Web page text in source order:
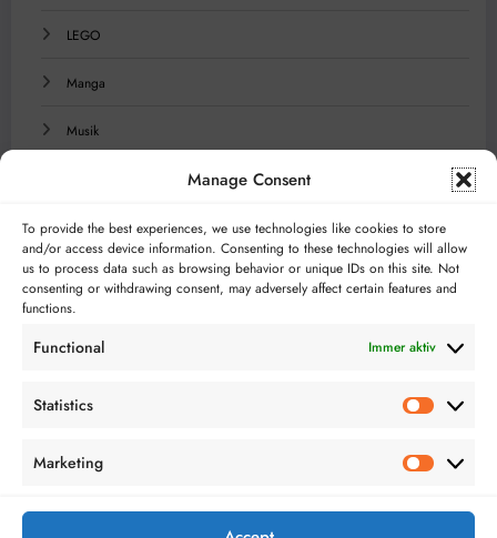
Manage Consent
To provide the best experiences, we use technologies like cookies to store
and/or access device information. Consenting to these technologies will allow
us to process data such as browsing behavior or unique IDs on this site. Not
consenting or withdrawing consent, may adversely affect certain features and
functions.
Functional Immer aktiv
Statistics Statistics
Marketing Marketing
LEGO
Manga
Musik
Serien
Technologie
Bloggerei.de TopBlogs.de